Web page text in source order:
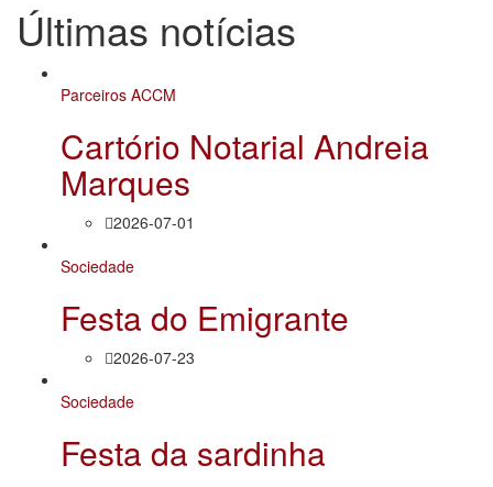
Últimas notícias
Parceiros ACCM
Cartório Notarial Andreia
Marques
2026-07-01
Sociedade
Festa do Emigrante
2026-07-23
Sociedade
Festa da sardinha